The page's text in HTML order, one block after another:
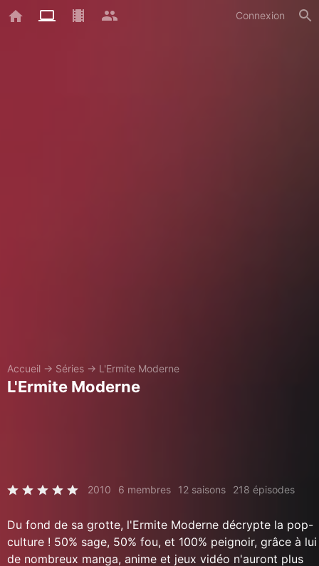
Connexion
Accueil → Séries → L'Ermite Moderne
L'Ermite Moderne
2010 6 membres 12 saisons 218 épisodes
Du fond de sa grotte, l'Ermite Moderne décrypte la pop-
culture ! 50% sage, 50% fou, et 100% peignoir, grâce à lui
de nombreux manga, anime et jeux vidéo n'auront plus